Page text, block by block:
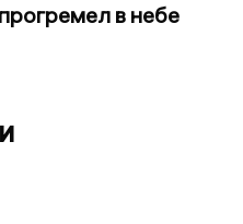
в небе